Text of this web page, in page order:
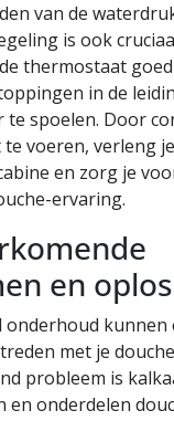
van de
is ook
thermostaat
in de
te spoelen. Door
voeren, verleng
en zorg je
ervaring.
en
onderhoud kunnen
met je
probleem is
en onderdelen